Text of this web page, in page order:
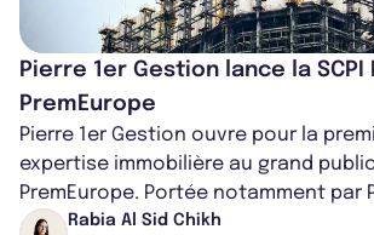
Pierre 1er Gestion lance la SCPI
PremEurope
Pierre 1er Gestion ouvre pour la
expertise immobilière au grand public
PremEurope. Portée notamment par
ancien directeur des investissements
Rabia Al Sid Chikh